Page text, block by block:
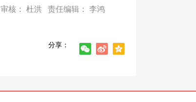
审核： 杜洪 责任编辑： 李鸿
分享：